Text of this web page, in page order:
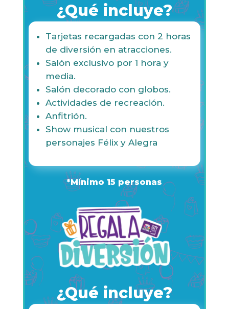
¿Qué incluye?
Tarjetas recargadas con 2 horas
de diversión en atracciones.
Salón exclusivo por 1 hora y
media.
Salón decorado con globos.
Actividades de recreación.
Anfitrión.
Show musical con nuestros
personajes Félix y Alegra
*Mínimo 15 personas
¿Qué incluye?